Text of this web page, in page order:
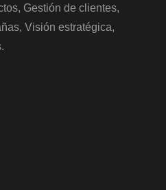
Gestión de clientes,
Visión estratégica,